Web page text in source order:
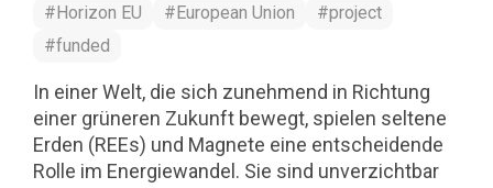
#Horizon EU #European Union
#project
#funded
In einer Welt, die sich zunehmend in Richtung
einer grüneren Zukunft bewegt, spielen seltene
Erden (REEs) und Magnete eine entscheidende
Rolle im Energiewandel. Sie sind unverzichtbar